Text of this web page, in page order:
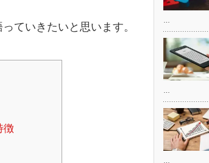
ていきたいと思います。
徴